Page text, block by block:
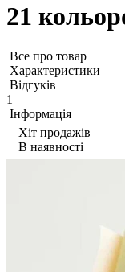
21
Все про товар
Характеристики
Відгуків
1
Iнформація
Хіт продажів
В наявності